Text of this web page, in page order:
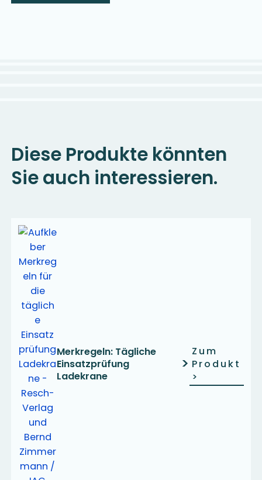
Diese Produkte könnten
Sie auch interessieren.
Merkregeln: Tägliche
Einsatzprüfung
Ladekrane
>
Zum
Produkt
>